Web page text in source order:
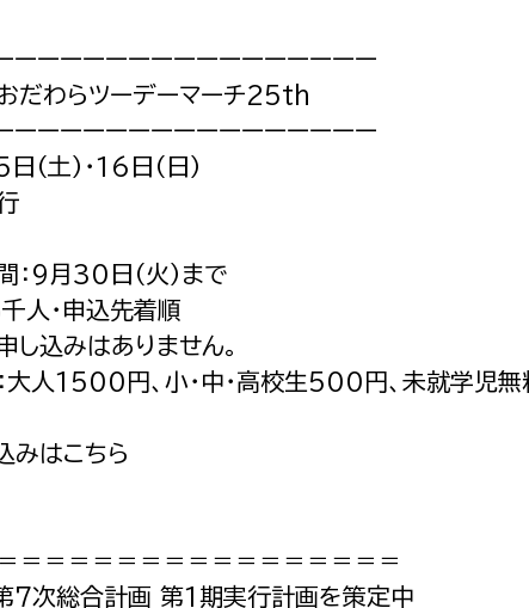
ーーーーーーーーーーーーーーーー
だわらツーデーマーチ25th
ーーーーーーーーーーーーーーーー
（土）・16日（日）
：9月30日（火）まで
人・申込先着順
込みはありません。
大人1500円、小・中・高校生500円、未就学児無
みはこちら
＝＝＝＝＝＝＝＝＝＝＝＝＝＝＝＝
次総合計画 第1期実行計画を策定中